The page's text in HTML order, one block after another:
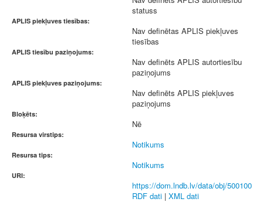
statuss
APLIS piekļuves tiesības:
Nav definētas APLIS piekļuves
tiesības
APLIS tiesību paziņojums:
Nav definēts APLIS autortiesību
paziņojums
APLIS piekļuves paziņojums:
Nav definēts APLIS piekļuves
paziņojums
Bloķēts:
Nē
Resursa virstips:
Notikums
Resursa tips:
Notikums
URI:
https://dom.lndb.lv/data/obj/500100
RDF dati | XML dati